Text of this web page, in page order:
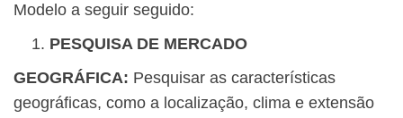
Modelo a seguir seguido:
PESQUISA DE MERCADO
GEOGRÁFICA: Pesquisar as características
geográficas, como a localização, clima e extensão